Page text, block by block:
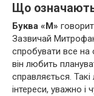
Що
Буква «М»
Зазвичай
спробувати все
він любить
справляється.
інтереси, уважно